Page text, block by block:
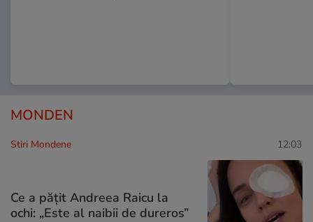
MONDEN
Stiri Mondene 12:03
Ce a pățit Andreea Raicu la
ochi: „Este al naibii de dureros”